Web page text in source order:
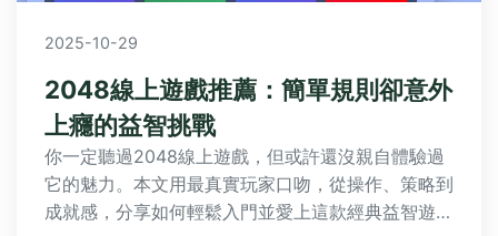
2025-10-29
2048線上遊戲推薦：簡單規則卻意外
上癮的益智挑戰
你一定聽過2048線上遊戲，但或許還沒親自體驗過
它的魅力。本文用最真實玩家口吻，從操作、策略到
成就感，分享如何輕鬆入門並愛上這款經典益智遊